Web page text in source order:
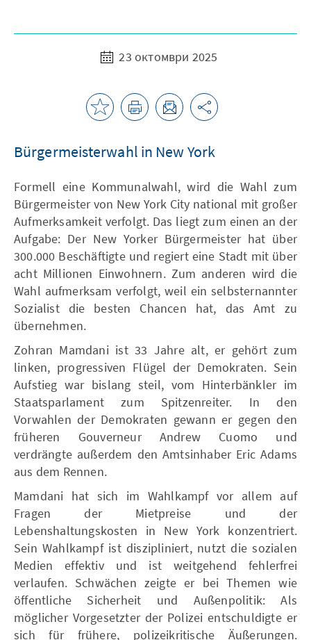
23 октомври 2025
Bürgermeisterwahl in New York
Formell eine Kommunalwahl, wird die Wahl zum
Bürgermeister von New York City national mit großer
Aufmerksamkeit verfolgt. Das liegt zum einen an der
Aufgabe: Der New Yorker Bürgermeister hat über
300.000 Beschäftigte und regiert eine Stadt mit über
acht Millionen Einwohnern. Zum anderen wird die
Wahl aufmerksam verfolgt, weil ein selbsternannter
Sozialist die besten Chancen hat, das Amt zu
übernehmen.
Zohran Mamdani ist 33 Jahre alt, er gehört zum
linken, progressiven Flügel der Demokraten. Sein
Aufstieg war bislang steil, vom Hinterbänkler im
Staatsparlament zum Spitzenreiter. In den
Vorwahlen der Demokraten gewann er gegen den
früheren Gouverneur Andrew Cuomo und
verdrängte außerdem den Amtsinhaber Eric Adams
aus dem Rennen.
Mamdani hat sich im Wahlkampf vor allem auf
Fragen der Mietpreise und der
Lebenshaltungskosten in New York konzentriert.
Sein Wahlkampf ist diszipliniert, nutzt die sozialen
Medien effektiv und ist weitgehend fehlerfrei
verlaufen. Schwächen zeigte er bei Themen wie
öffentliche Sicherheit und Außenpolitik: Als
möglicher Vorgesetzter der Polizei entschuldigte er
sich für frühere, polizeikritische Äußerungen.